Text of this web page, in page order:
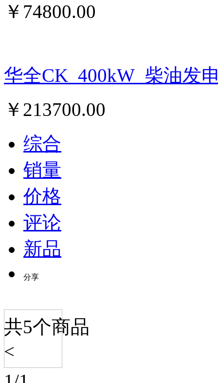
￥ 74800.00
华全CK_400kW_柴油发
￥ 213700.00
综合
销量
价格
评论
新品
分享
共5个商品
<